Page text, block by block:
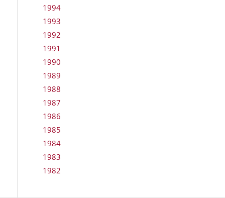
1994
1993
1992
1991
1990
1989
1988
1987
1986
1985
1984
1983
1982